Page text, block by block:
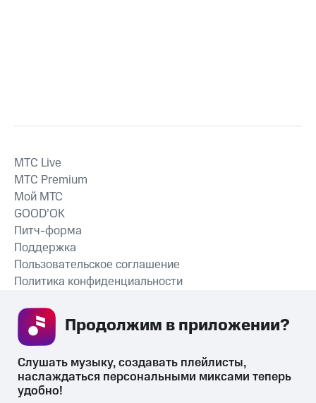
СКАЧАТЬ ПРИЛОЖЕНИЕ
MTС Live
MTС Premium
Мой МТС
GOOD’OK
Питч-форма
Поддержка
Пользовательское соглашение
Политика конфиденциальности
Слушать музыку, создавать плейлисты,
наслаждаться персональными миксами теперь
удобно!